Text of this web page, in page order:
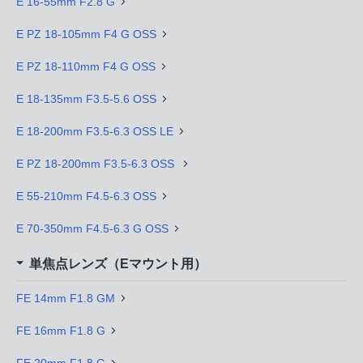
E PZ 18-105mm F4 G OSS
E PZ 18-110mm F4 G OSS
E 18-135mm F3.5-5.6 OSS
E 18-200mm F3.5-6.3 OSS LE
E PZ 18-200mm F3.5-6.3 OSS
E 55-210mm F4.5-6.3 OSS
E 70-350mm F4.5-6.3 G OSS
単焦点レンズ（Eマウント用）
FE 14mm F1.8 GM
FE 16mm F1.8 G